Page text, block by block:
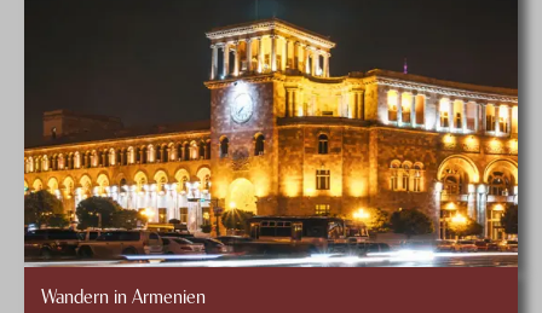
Wandern in Armenien